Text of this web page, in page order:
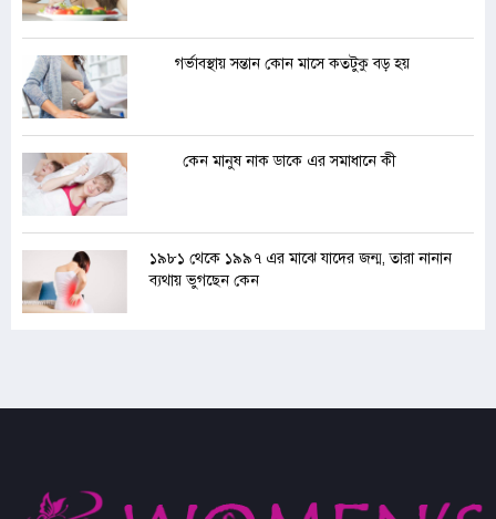
গর্ভাবস্থায় সন্তান কোন মাসে কতটুকু বড় হয়
কেন মানুষ নাক ডাকে এর সমাধানে কী
১৯৮১ থেকে ১৯৯৭ এর মাঝে যাদের জন্ম, তারা নানান
ব্যথায় ভুগছেন কেন